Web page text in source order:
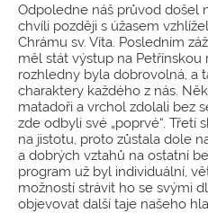
Odpoledne náš průvod došel
chvíli později s úžasem
Chrámu sv. Víta. Posledním
měl stát výstup na Petřínskou
rozhledny byla dobrovolná, a
charaktery každého z nás.
matadoři a vrchol zdolali bez
zde odbyli své „poprvé“. Třetí
na jistotu, proto zůstala dole
a dobrých vztahů na ostatní
program už byl individuální,
možností strávit ho se svými
objevovat další taje našeho